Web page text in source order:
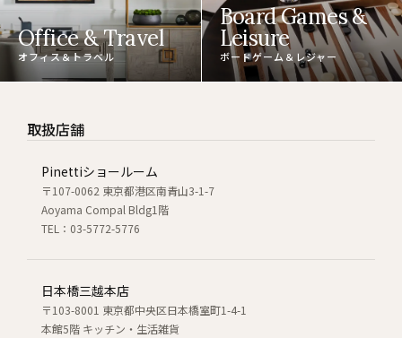
Office & Travel
オフィス＆トラベル
Board Games &
Leisure
ボードゲーム＆レジャー
取扱店舗
Pinettiショールーム
〒107-0062 東京都港区南青山3-1-7
Aoyama Compal Bldg1階
TEL：03-5772-5776
日本橋三越本店
〒103-8001 東京都中央区日本橋室町1-4-1
本館5階 キッチン・生活雑貨